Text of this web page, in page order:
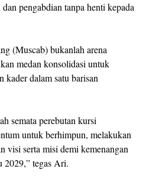
pengabdian tanpa henti kepada
(Muscab) bukanlah arena
medan konsolidasi untuk
kader dalam satu barisan
semata perebutan kursi
untuk berhimpun, melakukan
visi serta misi demi kemenangan
2029,” tegas Ari.